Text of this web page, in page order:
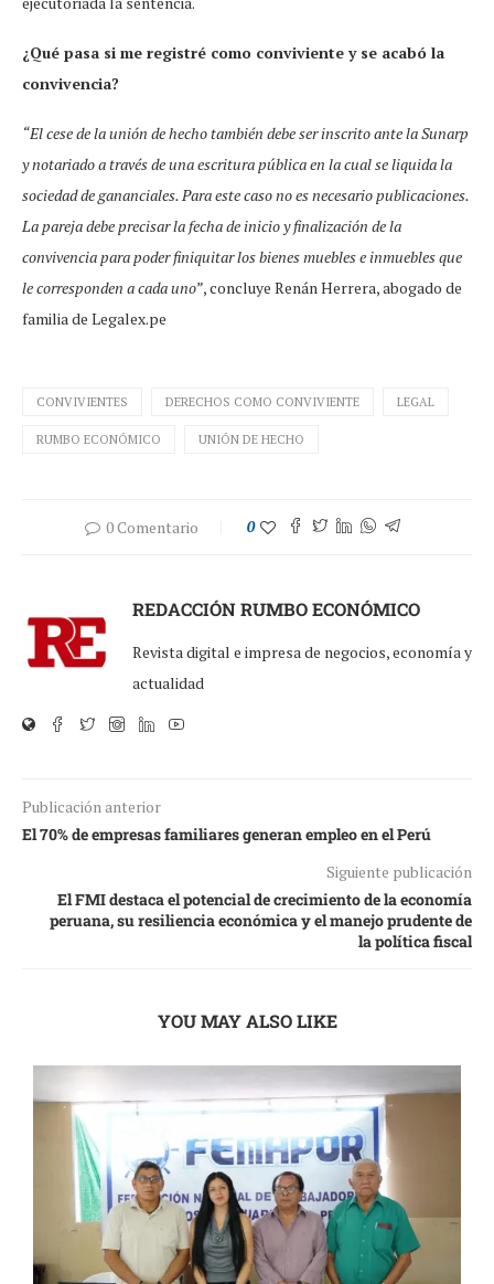
¿Qué pasa si me registré como conviviente y se acabó la
convivencia?
“El cese de la unión de hecho también debe ser inscrito ante la Sunarp
y notariado a través de una escritura pública en la cual se liquida la
sociedad de gananciales. Para este caso no es necesario publicaciones.
La pareja debe precisar la fecha de inicio y finalización de la
convivencia para poder finiquitar los bienes muebles e inmuebles que
le corresponden a cada uno”, concluye Renán Herrera, abogado de
familia de Legalex.pe
CONVIVIENTES DERECHOS COMO CONVIVIENTE LEGAL
RUMBO ECONÓMICO UNIÓN DE HECHO
0 Comentario 0
REDACCIÓN RUMBO ECONÓMICO
Revista digital e impresa de negocios, economía y
actualidad
Publicación anterior
El 70% de empresas familiares generan empleo en el Perú
Siguiente publicación
El FMI destaca el potencial de crecimiento de la economía
peruana, su resiliencia económica y el manejo prudente de
la política fiscal
YOU MAY ALSO LIKE